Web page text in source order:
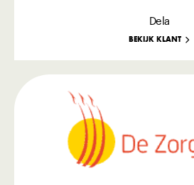
Dela
BEKIJK KLANT